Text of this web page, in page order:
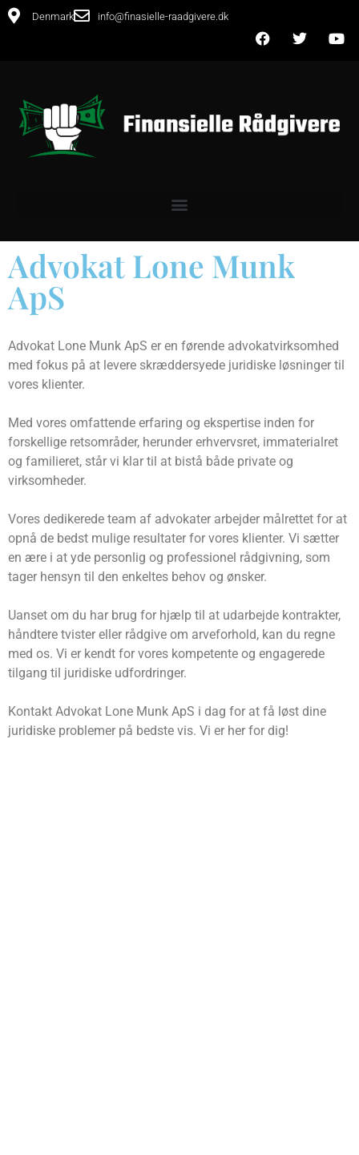
Denmark info@finasielle-raadgivere.dk
Advokat Lone Munk
ApS
Advokat Lone Munk ApS er en førende advokatvirksomhed
med fokus på at levere skræddersyede juridiske løsninger til
vores klienter.
Med vores omfattende erfaring og ekspertise inden for
forskellige retsområder, herunder erhvervsret, immaterialret
og familieret, står vi klar til at bistå både private og
virksomheder.
Vores dedikerede team af advokater arbejder målrettet for at
opnå de bedst mulige resultater for vores klienter. Vi sætter
en ære i at yde personlig og professionel rådgivning, som
tager hensyn til den enkeltes behov og ønsker.
Uanset om du har brug for hjælp til at udarbejde kontrakter,
håndtere tvister eller rådgive om arveforhold, kan du regne
med os. Vi er kendt for vores kompetente og engagerede
tilgang til juridiske udfordringer.
Kontakt Advokat Lone Munk ApS i dag for at få løst dine
juridiske problemer på bedste vis. Vi er her for dig!